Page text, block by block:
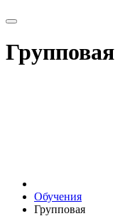
Групповая
Обучения
Групповая